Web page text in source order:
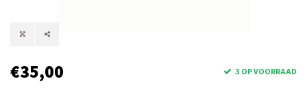
€35,00 3 OP VOORRAAD